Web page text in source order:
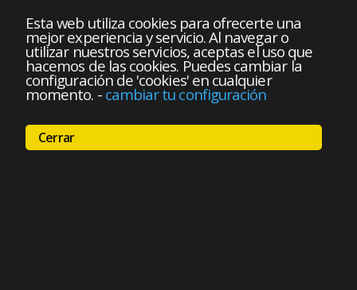
Esta web utiliza cookies para ofrecerte una
mejor experiencia y servicio. Al navegar o
utilizar nuestros servicios, aceptas el uso que
hacemos de las cookies. Puedes cambiar la
configuración de 'cookies' en cualquier
momento. - cambiar tu configuración
Cerrar